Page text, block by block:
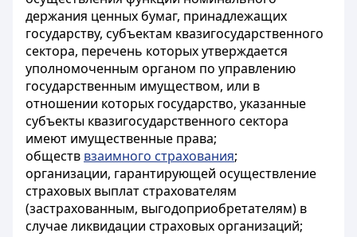
держания ценных бумаг, принадлежащих
государству, субъектам квазигосударственного
сектора, перечень которых утверждается
уполномоченным органом по управлению
государственным имуществом, или в
отношении которых государство, указанные
субъекты квазигосударственного сектора
имеют имущественные права;
обществ взаимного страхования;
организации, гарантирующей осуществление
страховых выплат страхователям
(застрахованным, выгодоприобретателям) в
случае ликвидации страховых организаций;